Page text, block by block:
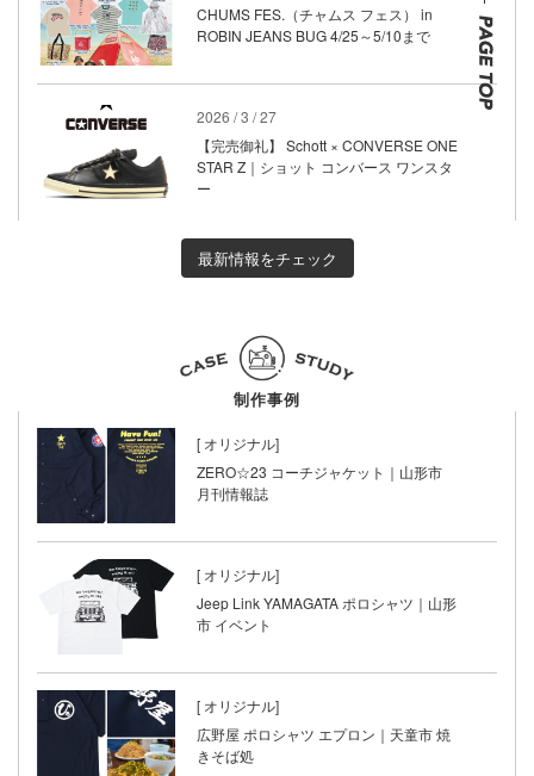
CHUMS FES.（チャムス フェス） in
ROBIN JEANS BUG 4/25～5/10まで
2026 / 3 / 27
【完売御礼】 Schott × CONVERSE ONE
STAR Z｜ショット コンバース ワンスタ
ー
最新情報をチェック
制作事例
[ オリジナル]
ZERO☆23 コーチジャケット｜山形市
月刊情報誌
[ オリジナル]
Jeep Link YAMAGATA ポロシャツ｜山形
市 イベント
[ オリジナル]
広野屋 ポロシャツ エプロン｜天童市 焼
きそば処